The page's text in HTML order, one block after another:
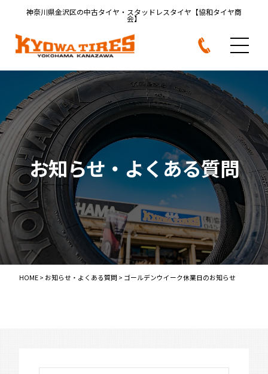
神奈川県金沢区の中古タイヤ・ スタッドレスタイヤ【協和タイヤ商
会】
お知らせ・よくある質問
HOME> お知らせ・よくある質問 > ゴールデンウイーク休業日のお知らせ